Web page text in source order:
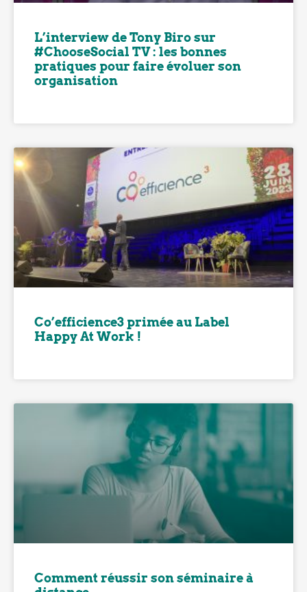
L’interview de Tony Biro sur
#ChooseSocial TV : les bonnes
pratiques pour faire évoluer son
organisation
Co’efficience3 primée au Label
Happy At Work !
Comment réussir son séminaire à